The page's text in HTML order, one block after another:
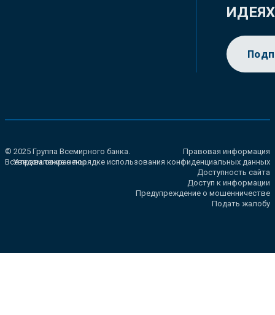
ИДЕЯХ
© 2025 Группа Всемирного банка.
Все права сохранены.
Правовая информация
Уведомление о порядке использования конфиденциальных данных
Доступность сайта
Доступ к информации
Предупреждение о мошенничестве
Подать жалобу